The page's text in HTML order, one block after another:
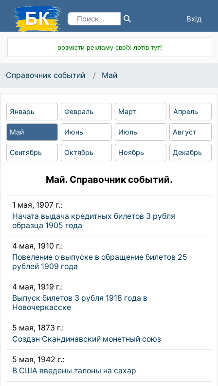
Вхід
розмісти рекламу своїх лотів тут!
Справочник событий Май
Январь Февраль Март Апрель
Май Июнь Июль Август
Сентябрь Октябрь Ноябрь Декабрь
Май. Справочник событий.
1 мая, 1907 г.:
Начата выдача кредитных билетов 3 рубля
образца 1905 года
4 мая, 1910 г.:
Повеление о выпуске в обращение билетов 25
рублей 1909 года
4 мая, 1919 г.:
Выпуск билетов 3 рубля 1918 года в
Новочеркасске
5 мая, 1873 г.:
Создан Скандинавский монетный союз
5 мая, 1942 г.:
В США введены талоны на сахар